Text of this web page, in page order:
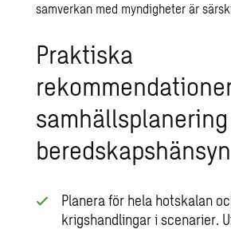
samverkan med myndigheter är
Praktiska
beredskapshänsyn
Planera för hela hotskalan
krigshandlingar i scenarier.